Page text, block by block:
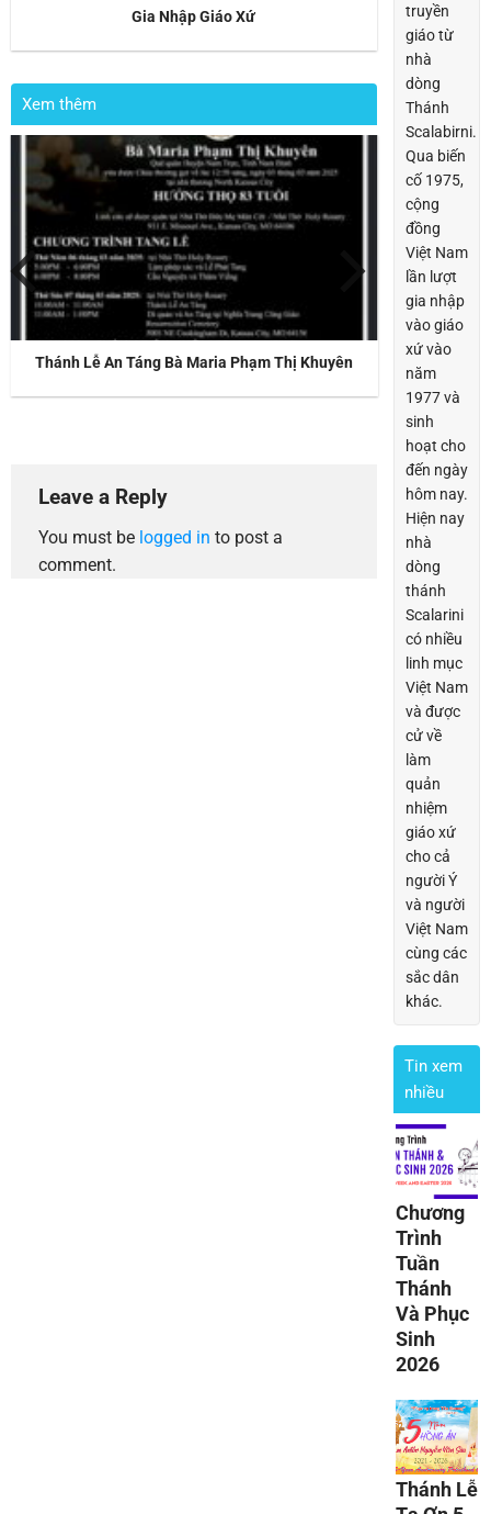
Gia Nhập Giáo Xứ
Xem thêm
Thánh Lễ An Táng Bà Maria Phạm Thị Khuyên
Leave a Reply
You must be logged in to post a
comment.
truyền
giáo từ
nhà
dòng
Thánh
Scalabirni.
Qua biến
cố 1975,
cộng
đồng
Việt Nam
lần lượt
gia nhập
vào giáo
xứ vào
năm
1977 và
sinh
hoạt cho
đến ngày
hôm nay.
Hiện nay
nhà
dòng
thánh
Scalarini
có nhiều
linh mục
Việt Nam
và được
cử về
làm
quản
nhiệm
giáo xứ
cho cả
người Ý
và người
Việt Nam
cùng các
sắc dân
khác.
Tin xem
nhiều
Chương
Trình
Tuần
Thánh
Và Phục
Sinh
2026
Thánh Lễ